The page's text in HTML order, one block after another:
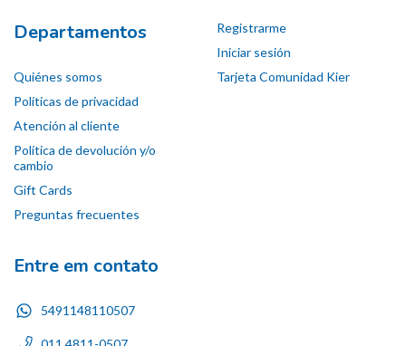
Departamentos
Quiénes somos
Políticas de privacidad
Atención al cliente
Política de devolución y/o
cambio
Gift Cards
Preguntas frecuentes
Registrarme
Iniciar sesión
Tarjeta Comunidad Kier
Entre em contato
5491148110507